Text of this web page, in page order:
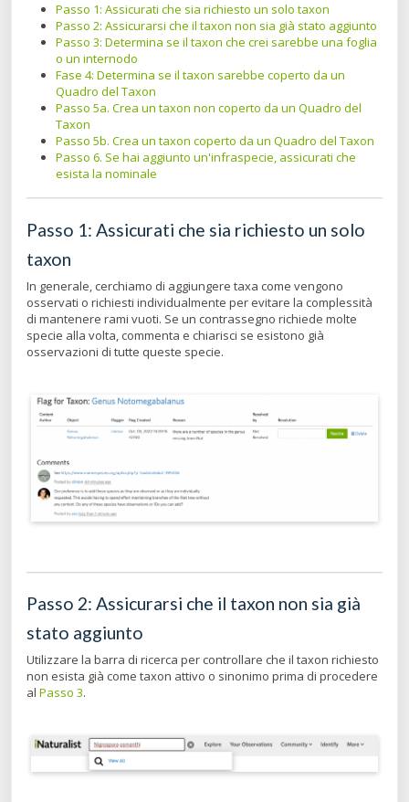
Passo 1: Assicurati che sia richiesto un solo taxon
Passo 2: Assicurarsi che il taxon non sia già stato aggiunto
Passo 3: Determina se il taxon che crei sarebbe una foglia
o un internodo
Fase 4: Determina se il taxon sarebbe coperto da un
Quadro del Taxon
Passo 5a. Crea un taxon non coperto da un Quadro del
Taxon
Passo 5b. Crea un taxon coperto da un Quadro del Taxon
Passo 6. Se hai aggiunto un'infraspecie, assicurati che
esista la nominale
Passo 1: Assicurati che sia richiesto un solo
taxon
In generale, cerchiamo di aggiungere taxa come vengono
osservati o richiesti individualmente per evitare la complessità
di mantenere rami vuoti. Se un contrassegno richiede molte
specie alla volta, commenta e chiarisci se esistono già
osservazioni di tutte queste specie.
Passo 2: Assicurarsi che il taxon non sia già
stato aggiunto
Utilizzare la barra di ricerca per controllare che il taxon richiesto
non esista già come taxon attivo o sinonimo prima di procedere
al Passo 3.